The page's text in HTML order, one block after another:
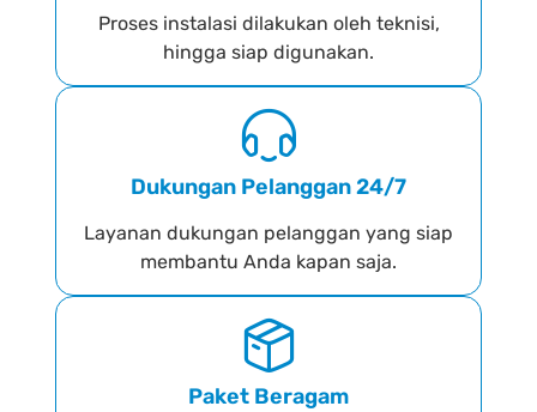
Proses instalasi dilakukan oleh teknisi,
hingga siap digunakan.
Dukungan Pelanggan 24/7
Layanan dukungan pelanggan yang siap
membantu Anda kapan saja.
Paket Beragam